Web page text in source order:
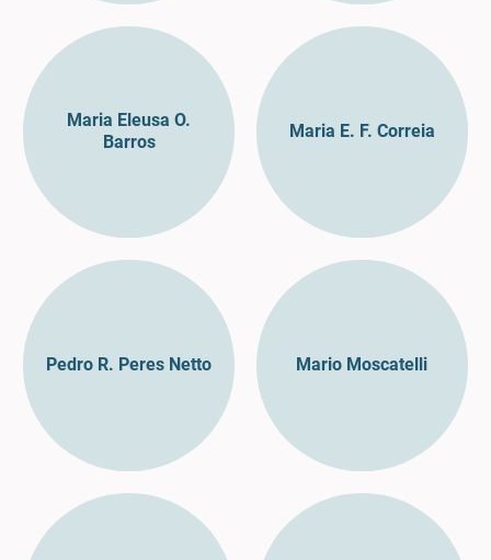
Maria Eleusa O.
Barros
Maria E. F. Correia
Pedro R. Peres Netto Mario Moscatelli